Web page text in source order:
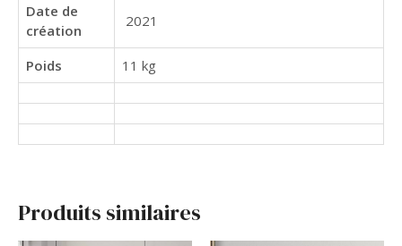
Date de
création
2021
Poids 11 kg
Produits similaires